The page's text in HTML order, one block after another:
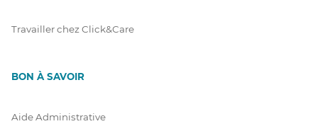
Travailler chez Click&Care
BON À SAVOIR
Aide Administrative